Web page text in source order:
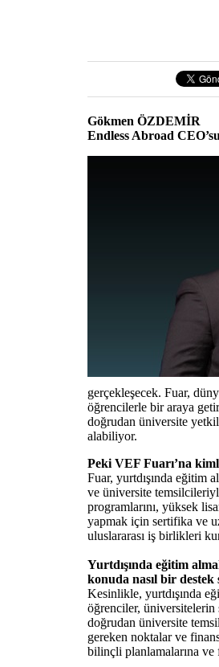
Gökmen ÖZDEMİR
Endless Abroad CEO’su
gerçekleşecek. Fuar,
öğrencilerle bir araya
doğrudan üniversite
alabiliyor.
Peki VEF Fuarı’na
Fuar, yurtdışında eğitim
ve üniversite
programlarını, yüksek
yapmak için sertifika ve
uluslararası iş birlikleri
Yurtdışında eğitim
konuda nasıl bir destek
Kesinlikle, yurtdışında
öğrenciler, üniversitelerin
doğrudan üniversite
gereken noktalar ve
bilinçli planlamalarına ve